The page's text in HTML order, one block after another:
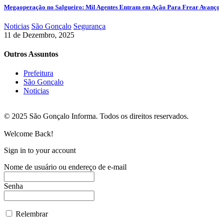
Megaoperação no Salgueiro: Mil Agentes Entram em Ação Para Frear
Noticias São Gonçalo Segurança
11 de Dezembro, 2025
Outros Assuntos
Prefeitura
São Gonçalo
Noticias
© 2025 São Gonçalo Informa. Todos os direitos reservados.
Welcome Back!
Sign in to your account
Nome de usuário ou endereço de e-mail
Senha
Relembrar